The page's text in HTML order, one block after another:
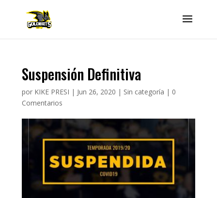
Suspensión Definitiva
por KIKE PRESI | Jun 26, 2020 | Sin categoría | 0
Comentarios